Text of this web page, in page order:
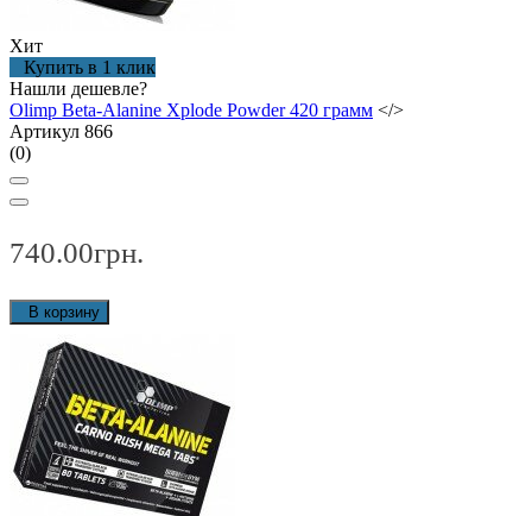
Хит
Купить в 1 клик
Нашли дешевле?
Olimp Beta-Alanine Xplode Powder 420 грамм </>
Артикул 866
(0)
740.00грн.
В корзину